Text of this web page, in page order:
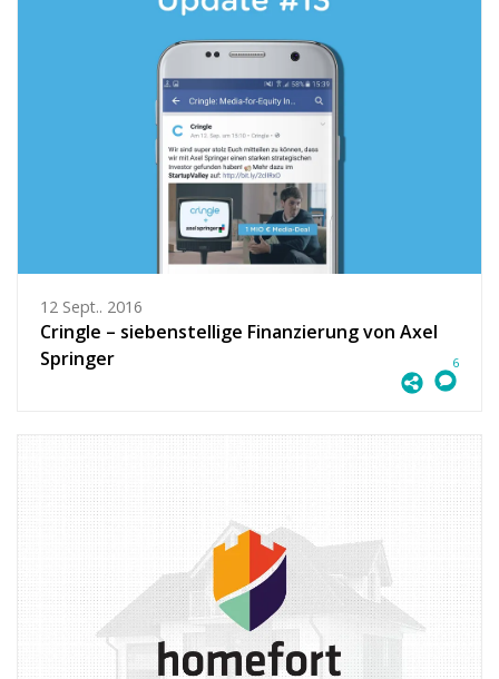
12 Sept.. 2016
Cringle – siebenstellige Finanzierung von Axel
Springer
6